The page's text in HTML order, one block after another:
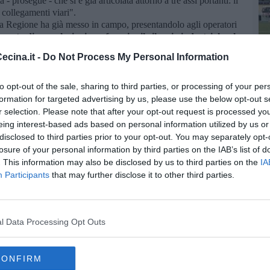
- Do Not Process My Personal Information
opt-out of the sale, sharing to third parties, or processing of your
for targeted advertising by us, please use the below opt-out
selection. Please note that after your opt-out request is processed
interest-based ads based on personal information utilized by us
to third parties prior to your opt-out. You may separately
of your personal information by third parties on the IAB’s list of
This information may also be disclosed by us to third parties on the
Participants that may further disclose it to other third parties.
Data Processing Opt Outs
viari".
Regione ha già messo in campo, presentandolo agli operatori
di agevolazioni per favorire il rilancio industriale e la
a vararne altri pensati ad hoc per l'area livornese
il progetto di riqualificazione e riconversione industriale
di programma
gli incentivi per le assunzioni e una misura specifica di
aree di crisi, che preveda oltre alle aree di crisi
nazionale, anche quelle per le quali è stata avanzata
di oggi – annuncia l'assessore - ha inoltre
dei lavoratori di aziende insediate nelle aree di crisi
a Livorno circa 200 mila euro di risorse". "Con questi
all'
incontro previsto al Mise col viceministro De Vincenti il
da un incontro tra le istituzioni toscane il 9 dicembre".
iscriviti alla